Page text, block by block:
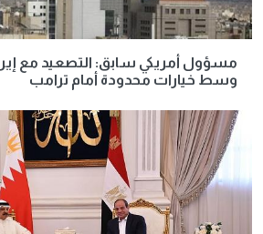
مسؤول أمريكي سابق: التصعيد مع
وسط خيارات محدودة أمام ترامب